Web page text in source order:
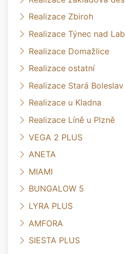
Realizace Zbiroh
Realizace Týnec nad
Realizace Domažlice
Realizace ostatní
Realizace Stará Boleslav
Realizace u Kladna
Realizace Líně u Plzně
VEGA 2 PLUS
ANETA
MIAMI
BUNGALOW 5
LYRA PLUS
AMFORA
SIESTA PLUS